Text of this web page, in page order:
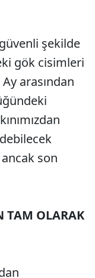
güvenli şekilde
gök cisimleri
arasından
son
TAM OLARAK